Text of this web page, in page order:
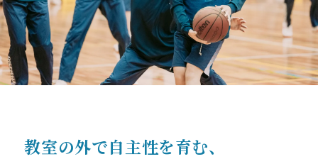
教室の外で自主性を育む、